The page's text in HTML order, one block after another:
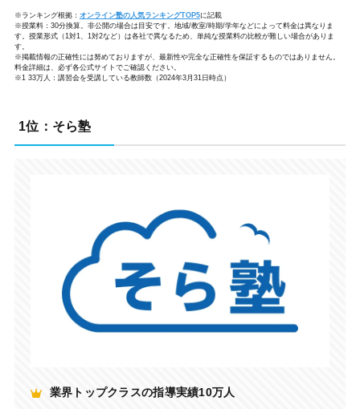
※ランキング根拠： オンライン塾の人気ランキングTOP5に記載
※授業料：30分換算。非公開の場合は目安です。地域/教室/時期/学年などによって料金は異なりま
す。授業形式（1対1、1対2など）は各社で異なるため、単純な授業料の比較が難しい場合がありま
す。
※掲載情報の正確性には努めておりますが、最新性や完全な正確性を保証するものではありません。
料金詳細は、必ず各公式サイトでご確認ください。
※1 33万人：講習会を受講している教師数（2024年3月31日時点）
1位：そら塾
業界トップクラスの指導実績10万人